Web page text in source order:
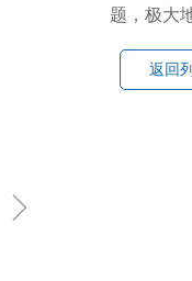
返回
题，极大
ꁇ